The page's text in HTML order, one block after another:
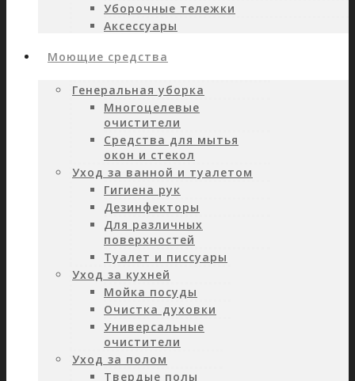
Уборочные тележки
Аксессуары
Моющие средства
Генеральная уборка
Многоцелевые
очистители
Средства для мытья
окон и стекол
Уход за ванной и туалетом
Гигиена рук
Дезинфекторы
Для различных
поверхностей
Туалет и писсуары
Уход за кухней
Мойка посуды
Очистка духовки
Универсальные
очистители
Уход за полом
Твердые полы